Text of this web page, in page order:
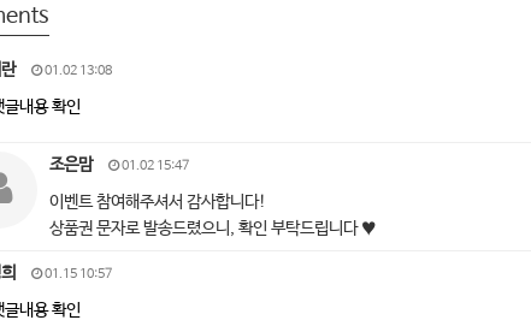
01.02 13:08
글내용 확인
조은맘 01.02 15:47
이벤트 참여해주셔서 감사합니다!
상품권 문자로 발송드렸으니, 확인 부탁드립니다 ♥
01.15 10:57
글내용 확인